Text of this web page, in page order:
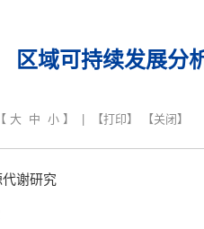
区域可持续发展分
大 中 小 】 | 【打印】 【关闭 】
谢研究